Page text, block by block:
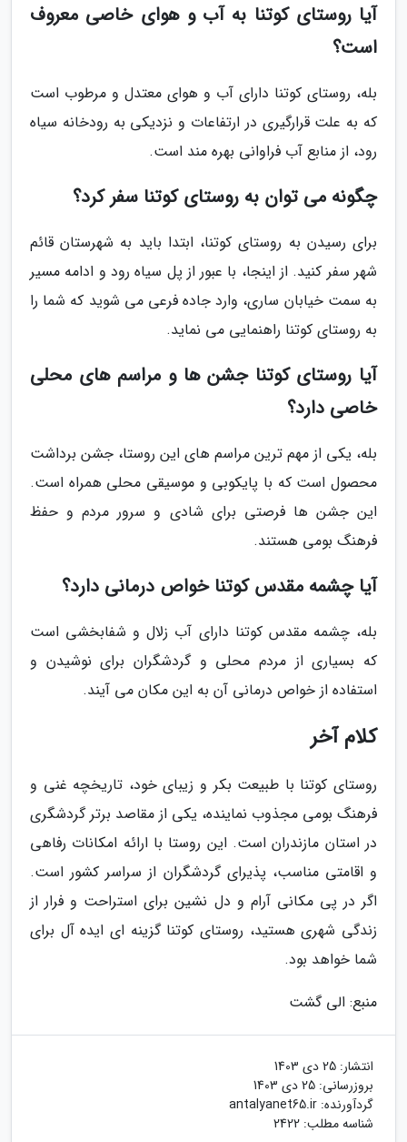
آیا روستای کوتنا به آب و هوای خاصی معروف
است؟
بله، روستای کوتنا دارای آب و هوای معتدل و مرطوب است
که به علت قرارگیری در ارتفاعات و نزدیکی به رودخانه سیاه
رود، از منابع آب فراوانی بهره مند است.
چگونه می توان به روستای کوتنا سفر کرد؟
برای رسیدن به روستای کوتنا، ابتدا باید به شهرستان قائم
شهر سفر کنید. از اینجا، با عبور از پل سیاه رود و ادامه مسیر
به سمت خیابان ساری، وارد جاده فرعی می شوید که شما را
به روستای کوتنا راهنمایی می نماید.
آیا روستای کوتنا جشن ها و مراسم های محلی
خاصی دارد؟
بله، یکی از مهم ترین مراسم های این روستا، جشن برداشت
محصول است که با پایکوبی و موسیقی محلی همراه است.
این جشن ها فرصتی برای شادی و سرور مردم و حفظ
فرهنگ بومی هستند.
آیا چشمه مقدس کوتنا خواص درمانی دارد؟
بله، چشمه مقدس کوتنا دارای آب زلال و شفابخشی است
که بسیاری از مردم محلی و گردشگران برای نوشیدن و
استفاده از خواص درمانی آن به این مکان می آیند.
کلام آخر
روستای کوتنا با طبیعت بکر و زیبای خود، تاریخچه غنی و
فرهنگ بومی مجذوب نماینده، یکی از مقاصد برتر گردشگری
در استان مازندران است. این روستا با ارائه امکانات رفاهی
و اقامتی مناسب، پذیرای گردشگران از سراسر کشور است.
اگر در پی مکانی آرام و دل نشین برای استراحت و فرار از
زندگی شهری هستید، روستای کوتنا گزینه ای ایده آل برای
شما خواهد بود.
منبع: الی گشت
انتشار: 25 دی 1403
بروزرسانی: 25 دی 1403
گردآورنده: antalyanet65.ir
شناسه مطلب: 2422